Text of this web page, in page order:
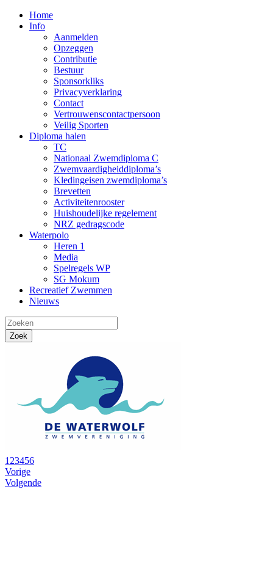
Home
Info
Aanmelden
Opzeggen
Contributie
Bestuur
Sponsorkliks
Privacyverklaring
Contact
Vertrouwenscontactpersoon
Veilig Sporten
Diploma halen
TC
Nationaal Zwemdiploma C
Zwemvaardigheiddiploma’s
Kledingeisen zwemdiploma’s
Brevetten
Activiteitenrooster
Huishoudelijke regelement
NRZ gedragscode
Waterpolo
Heren 1
Media
Spelregels WP
SG Mokum
Recreatief Zwemmen
Nieuws
1 23456
Vorige
Volgende